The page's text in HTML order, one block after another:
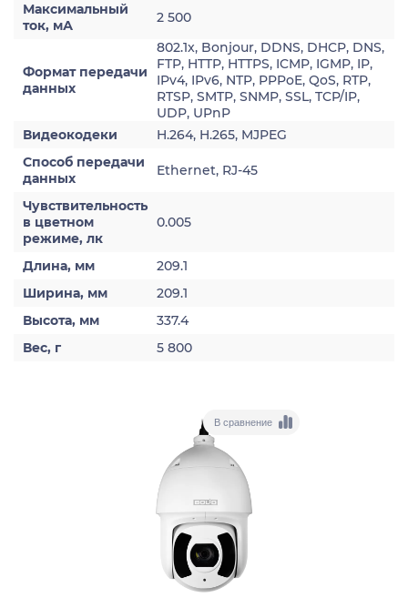
Максимальный
ток, мА
2 500
Формат передачи
данных
802.1x, Bonjour, DDNS, DHCP, DNS,
FTP, HTTP, HTTPS, ICMP, IGMP, IP,
IPv4, IPv6, NTP, PPPoE, QoS, RTP,
RTSP, SMTP, SNMP, SSL, TCP/IP,
UDP, UPnP
Видеокодеки
H.264, H.265, MJPEG
Способ передачи
данных
Ethernet, RJ-45
Чувствительность
в цветном
режиме, лк
0.005
Длина, мм
209.1
Ширина, мм
209.1
Высота, мм
337.4
Вес, г
5 800
В сравнение